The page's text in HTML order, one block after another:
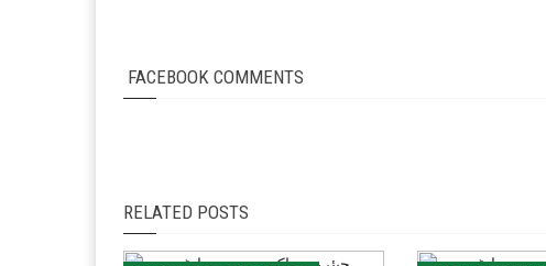
FACEBOOK COMMENTS
RELATED POSTS